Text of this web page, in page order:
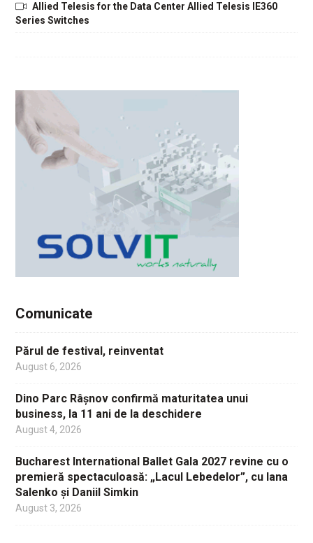
Allied Telesis for the Data Center Allied Telesis IE360
Series Switches
Comunicate
Părul de festival, reinventat
August 6, 2026
Dino Parc Râșnov confirmă maturitatea unui
business, la 11 ani de la deschidere
August 4, 2026
Bucharest International Ballet Gala 2027 revine cu o
premieră spectaculoasă: „Lacul Lebedelor”, cu Iana
Salenko și Daniil Simkin
August 3, 2026